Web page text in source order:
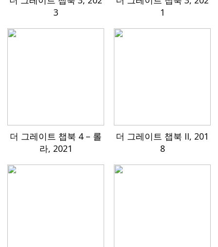
3
1
더 그레이트 챕북 4 – 롤
라, 2021
더 그레이트 챕북 II, 201
8